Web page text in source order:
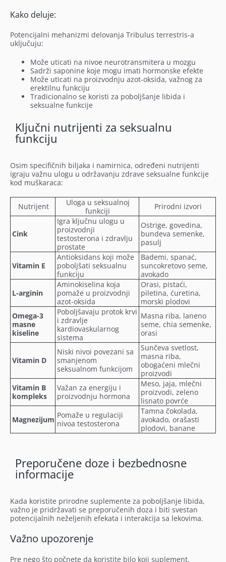
Kako deluje:
Potencijalni mehanizmi delovanja Tribulus terrestris-a
uključuju:
Može uticati na nivoe neurotransmitera u mozgu
Sadrži saponine koje mogu imati hormonske efekte
Može uticati na proizvodnju azot-oksida, važnog za
erektilnu funkciju
Tradicionalno se koristi za poboljšanje libida i
seksualne funkcije
Ključni nutrijenti za seksualnu
funkciju
Osim specifičnih biljaka i namirnica, određeni nutrijenti
igraju važnu ulogu u održavanju zdrave seksualne funkcije
kod muškaraca:
Nutrijent
Uloga u seksualnoj
funkciji
Prirodni izvori
Cink
Igra ključnu ulogu u
proizvodnji
testosterona i zdravlju
prostate
Ostrige, govedina,
bundeva semenke,
pasulj
Vitamin E
Antioksidans koji može
poboljšati seksualnu
funkciju
Bademi, spanać,
suncokretovo seme,
avokado
L-arginin
Aminokiselina koja
pomaže u proizvodnji
azot-oksida
Orasi, pistaći,
piletina, ćuretina,
morski plodovi
Omega-3
masne
kiseline
Poboljšavaju protok krvi
i zdravlje
kardiovaskularnog
sistema
Masna riba, laneno
seme, chia semenke,
orasi
Vitamin D
Niski nivoi povezani sa
smanjenom
seksualnom funkcijom
Sunčeva svetlost,
masna riba,
obogaćeni mlečni
proizvodi
Vitamin B
kompleks
Važan za energiju i
proizvodnju hormona
Meso, jaja, mlečni
proizvodi, zeleno
lisnato povrće
Magnezijum Pomaže u regulaciji
nivoa testosterona
Tamna čokolada,
avokado, orašasti
plodovi, banane
Preporučene doze i bezbednosne
informacije
Kada koristite prirodne suplemente za poboljšanje libida,
važno je pridržavati se preporučenih doza i biti svestan
potencijalnih neželjenih efekata i interakcija sa lekovima.
Važno upozorenje
Pre nego što počnete da koristite bilo koji suplement,